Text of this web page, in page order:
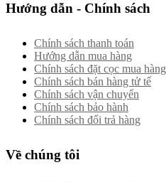
Hướng dẫn - Chính sách
Chính sách thanh toán
Hướng dẫn mua hàng
Chính sách đặt cọc mua hàng
Chính sách bán hàng tử tế
Chính sách vận chuyển
Chính sách bảo hành
Chính sách đổi trả hàng
Về chúng tôi